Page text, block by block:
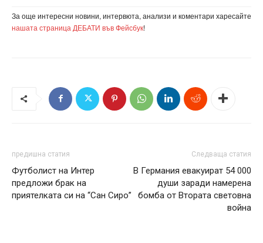
За още интересни новини, интервюта, анализи и коментари харесайте
нашата страница ДЕБАТИ във Фейсбук!
предишна статия
Футболист на Интер
предложи брак на
приятелката си на “Сан Сиро”
Следваща статия
В Германия евакуират 54 000
души заради намерена
бомба от Втората световна
война